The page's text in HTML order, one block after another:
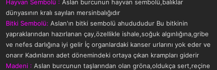
Hayvan Sembolü : Aslan burcunun hayvan sembolü,balıklar
dünyasının kralı sayılan mersinbalığıdır
Bitki Sembolü: Aslan'ın bitki sembolü ahudududur Bu bitkinin
yapraklarından hazırlanan çay,özellikle ishale,soğuk algınlığına,gribe
ve nefes darlığına iyi gelir İç organlardaki kanser urlarını yok eder ve
onarır Kadınların adet dönemindeki ortaya çıkan krampları giderir
Madeni : Aslan burcunun taşlarından olan gröna,oldukça sert,reçine